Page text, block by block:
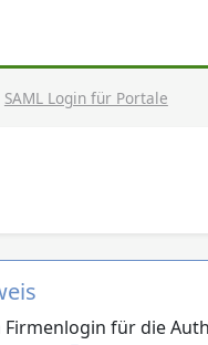
SAML Login für Portale
Firmenlogin für die